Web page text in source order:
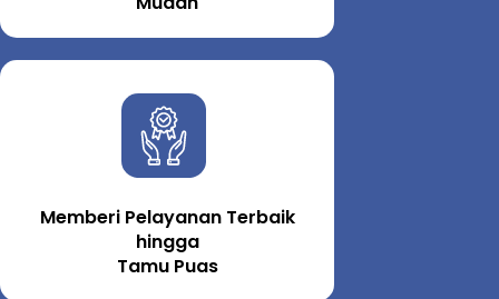
Memberi Pelayanan Terbaik
hingga
Tamu Puas